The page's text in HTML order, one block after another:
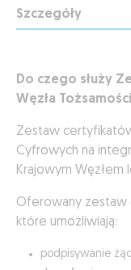
Szczegóły
Do czego służy
Węzła
Zestaw
Cyfrowych na
Krajowym Węzłem
Oferowany
które umożliwiają:
podpisywanie